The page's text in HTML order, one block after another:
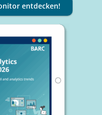
entdecken!